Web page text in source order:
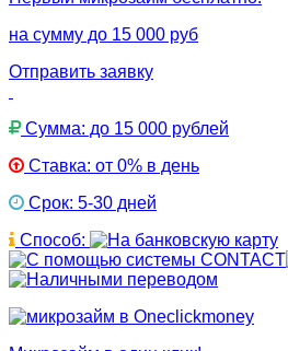
на сумму до 15 000 руб
Отправить заявку
Сумма: до 15 000 рублей
Ставка: от 0% в день
Срок: 5-30 дней
Способ: